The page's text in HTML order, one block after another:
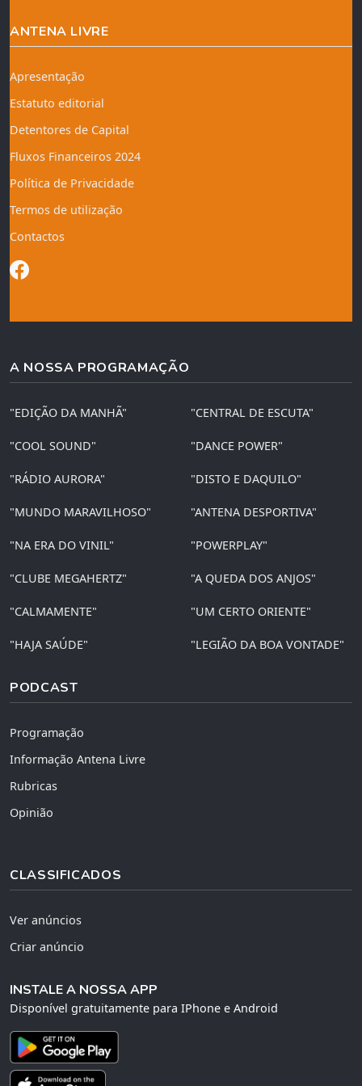
ANTENA LIVRE
Apresentação
Estatuto editorial
Detentores de Capital
Fluxos Financeiros 2024
Política de Privacidade
Termos de utilização
Contactos
A NOSSA PROGRAMAÇÃO
"EDIÇÃO DA MANHÃ" "CENTRAL DE ESCUTA"
"COOL SOUND" "DANCE POWER"
"RÁDIO AURORA" "DISTO E DAQUILO"
"MUNDO MARAVILHOSO" "ANTENA DESPORTIVA"
"NA ERA DO VINIL" "POWERPLAY"
"CLUBE MEGAHERTZ" "A QUEDA DOS ANJOS"
"CALMAMENTE" "UM CERTO ORIENTE"
"HAJA SAÚDE" "LEGIÃO DA BOA VONTADE"
PODCAST
Programação
Informação Antena Livre
Rubricas
Opinião
CLASSIFICADOS
Ver anúncios
Criar anúncio
INSTALE A NOSSA APP
Disponível gratuitamente para IPhone e Android